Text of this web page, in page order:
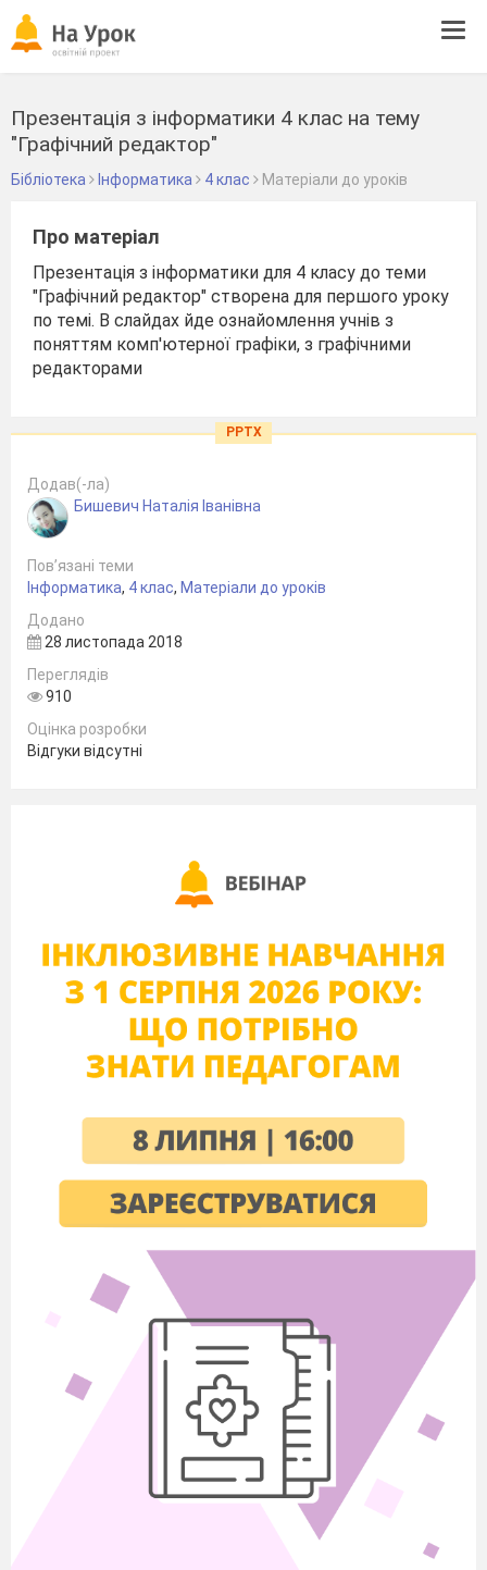
Презентація з інформатики 4 клас на тему
"Графічний редактор"
Бібліотека Інформатика 4 клас Матеріали до уроків
Про матеріал
Презентація з інформатики для 4 класу до теми
"Графічний редактор" створена для першого уроку
по темі. В слайдах йде ознайомлення учнів з
поняттям комп'ютерної графіки, з графічними
редакторами
PPTX
Додав(-ла)
Бишевич Наталія Іванівна
Пов’язані теми
Інформатика, 4 клас, Матеріали до уроків
Додано
28 листопада 2018
Переглядів
910
Оцінка розробки
Відгуки відсутні